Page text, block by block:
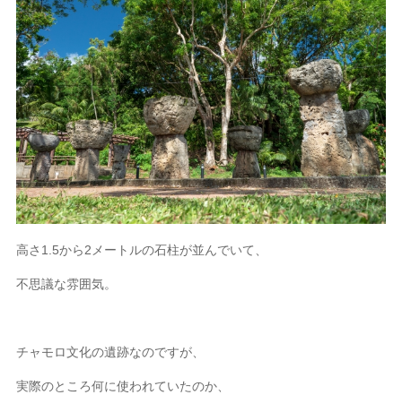
高さ1.5から2メートルの石柱が並んでいて、
不思議な雰囲気。
チャモロ文化の遺跡なのですが、
実際のところ何に使われていたのか、